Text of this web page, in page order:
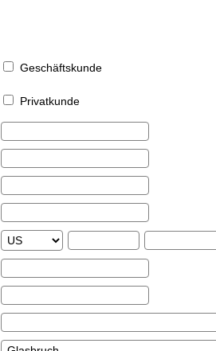
Geschäftskunde
Privatkunde